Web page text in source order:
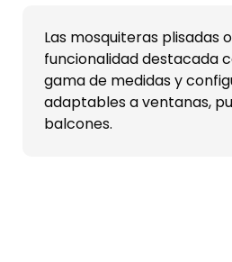
Las mosquiteras plisadas
funcionalidad destacada
gama de medidas y
adaptables a ventanas,
balcones.